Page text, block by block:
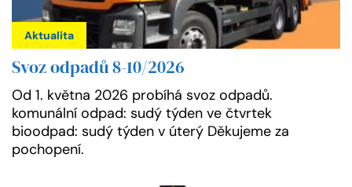
Aktualita
Svoz odpadů 8-10/2026
Od 1. května 2026 probíhá svoz odpadů.
komunální odpad: sudý týden ve čtvrtek
bioodpad: sudý týden v úterý Děkujeme za
pochopení.